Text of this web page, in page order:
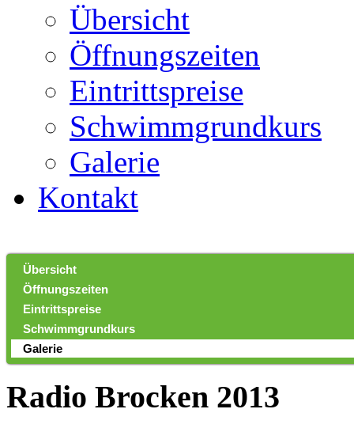
Übersicht
Öffnungszeiten
Eintrittspreise
Schwimmgrundkurs
Galerie
Kontakt
Übersicht
Öffnungszeiten
Eintrittspreise
Schwimmgrundkurs
Galerie
Radio Brocken 2013